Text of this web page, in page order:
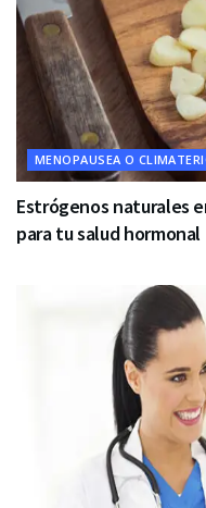
MENOPAUSEA O
Estrógenos naturales
para tu salud hormonal